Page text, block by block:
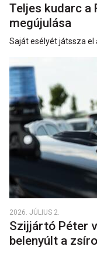
Teljes kudarc a
megújulása
Saját esélyét játssza el
2026. JÚLIUS 2.
Szijjártó Péter
belenyúlt a